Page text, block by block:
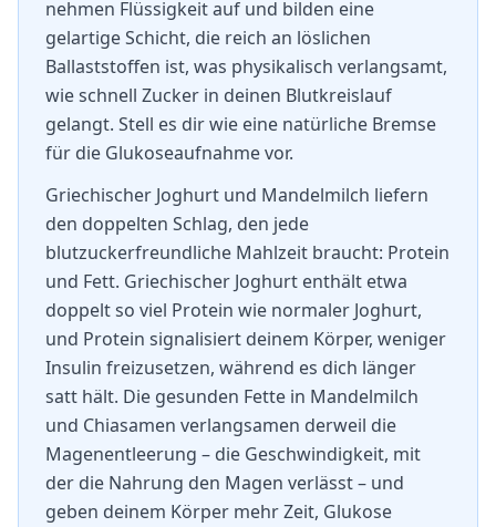
nehmen Flüssigkeit auf und bilden eine
gelartige Schicht, die reich an löslichen
Ballaststoffen ist, was physikalisch verlangsamt,
wie schnell Zucker in deinen Blutkreislauf
gelangt. Stell es dir wie eine natürliche Bremse
für die Glukoseaufnahme vor.
Griechischer Joghurt und Mandelmilch liefern
den doppelten Schlag, den jede
blutzuckerfreundliche Mahlzeit braucht: Protein
und Fett. Griechischer Joghurt enthält etwa
doppelt so viel Protein wie normaler Joghurt,
und Protein signalisiert deinem Körper, weniger
Insulin freizusetzen, während es dich länger
satt hält. Die gesunden Fette in Mandelmilch
und Chiasamen verlangsamen derweil die
Magenentleerung – die Geschwindigkeit, mit
der die Nahrung den Magen verlässt – und
geben deinem Körper mehr Zeit, Glukose